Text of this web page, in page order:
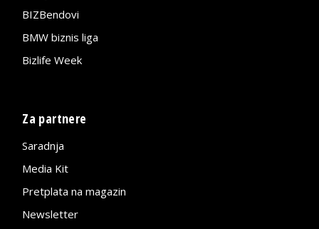
BIZBendovi
BMW biznis liga
Bizlife Week
Za partnere
Saradnja
Media Kit
Pretplata na magazin
Newsletter